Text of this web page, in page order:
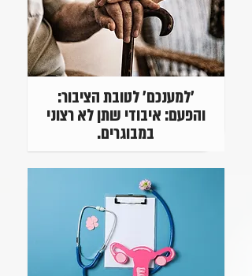
'למענכם' לטובת הציבור:
והפעם: איבודי שתן לא רצוני
במבוגרים.